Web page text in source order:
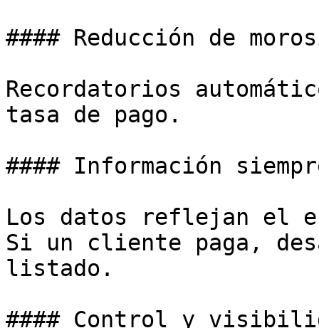
#### Reducción de
Recordatorios
tasa de pago.
#### Información
Los datos reflejan el
Si un cliente paga,
listado.
#### Control y